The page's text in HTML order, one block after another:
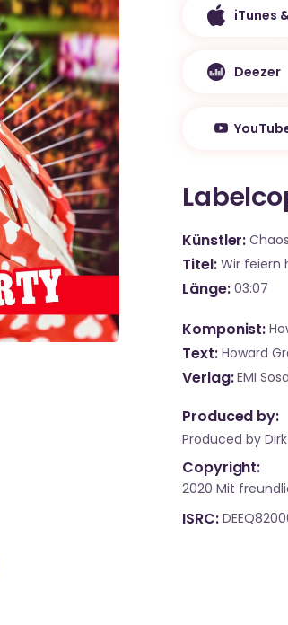
iTunes
Deezer
Künstler
Titel Wir feiern
Länge 03:07
Komponist
Text Howard
Verlag EMI
Produced by:
Produced by
Copyright:
2020 Mit
ISRC